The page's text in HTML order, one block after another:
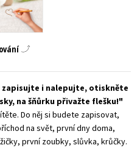
literatura
tituly
i nalepujte, otiskněte
na šňůrku přivažte flešku!
Do něj si budete zapisovat,
na svět, první dny doma,
první zoubky, slůvka, krůčky.